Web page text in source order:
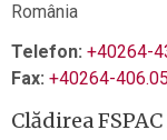
România
Telefon: +40264-
Fax: +40264-
Clădirea FSPAC